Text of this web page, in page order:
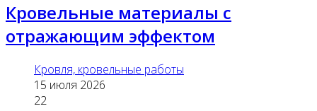
Кровельные материалы с
отражающим эффектом
Кровля, кровельные работы
15 июля 2026
22